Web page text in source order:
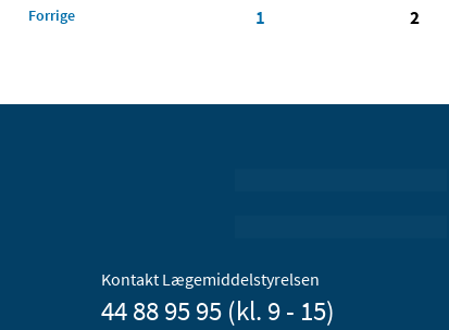
Forrige 1 2
Kontakt Lægemiddelstyrelsen
44 88 95 95 (kl. 9 - 15)